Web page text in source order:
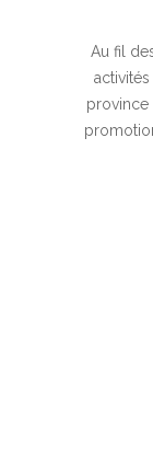
Au fil
province